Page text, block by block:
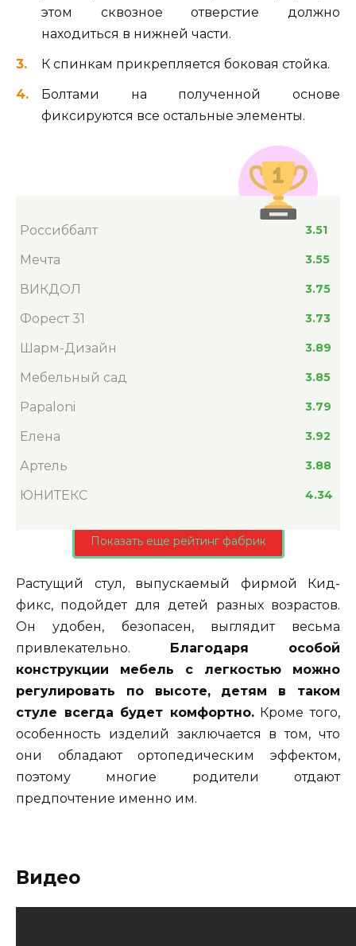
этом сквозное отверстие должно
находиться в нижней части.
К спинкам прикрепляется боковая стойка.
Болтами на полученной основе
фиксируются все остальные элементы.
Россиббалт 3.51
Мечта 3.55
ВИКДОЛ 3.75
Форест 31 3.73
Шарм-Дизайн 3.89
Мебельный сад 3.85
Papaloni 3.79
Елена 3.92
Артель 3.88
ЮНИТЕКС 4.34
Показать еще рейтинг фабрик
Растущий стул, выпускаемый фирмой Кид-
фикс, подойдет для детей разных возрастов.
Он удобен, безопасен, выглядит весьма
привлекательно. Благодаря особой
конструкции мебель с легкостью можно
регулировать по высоте, детям в таком
стуле всегда будет комфортно.Кроме того,
особенность изделий заключается в том, что
они обладают ортопедическим эффектом,
поэтому многие родители отдают
предпочтение именно им.
Видео